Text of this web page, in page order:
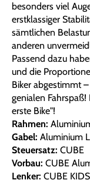
besonders viel
erstklassiger
sämtlichen
anderen
Passend dazu
und die
Biker abgestimmt
genialen
erste Bike"!
Rahmen:
Gabel: Aluminium
Steuersatz: CUBE
Vorbau: CUBE
Lenker: CUBE